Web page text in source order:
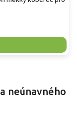
neúnavného